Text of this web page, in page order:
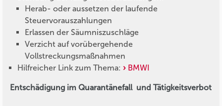
Herab- oder aussetzen der laufende
Steuervorauszahlungen
Erlassen der Säumniszuschläge
Verzicht auf vorübergehende
Vollstreckungsmaßnahmen
Hilfreicher Link zum Thema:
BMWI
Entschädigung im Quarantänefall und Tätigkeitsverbot